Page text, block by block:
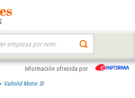
Información ofrecida por
Vallolid Motor Sl